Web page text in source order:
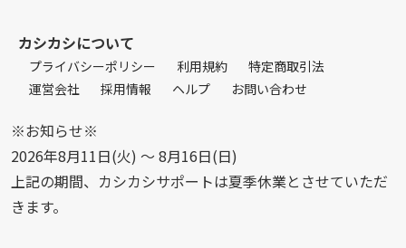
カシカシについて
プライバシーポリシー 利用規約
特定商取引法
運営会社
採用情報 ヘルプ お問い合わせ
※お知らせ※
2026年8月11日(火) 〜 8月16日(日)
上記の期間、カシカシサポートは夏季休業とさせていただ
きます。